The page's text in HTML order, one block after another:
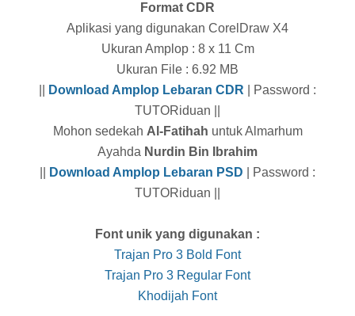
Format CDR
Aplikasi yang digunakan CorelDraw X4
Ukuran Amplop : 8 x 11 Cm
Ukuran File : 6.92 MB
Download Amplop Lebaran CDR
| Password :
TUTORiduan ||
Mohon sedekah Al-Fatihah untuk Almarhum
Ayahda Nurdin Bin Ibrahim
Download Amplop Lebaran PSD | Password :
TUTORiduan ||
Font unik yang digunakan :
Trajan Pro 3 Bold Font
Trajan Pro 3 Regular Font
Khodijah Font